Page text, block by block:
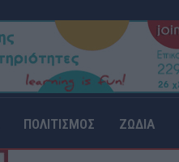
ΠΟΛΙΤΙΣΜΟΣ ΖΩΔΙΑ